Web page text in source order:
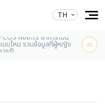
TH
คืออะไร อาการเป็น
บบไหน รวมข้อมูลที่ผู้หญิง
วรรู้!